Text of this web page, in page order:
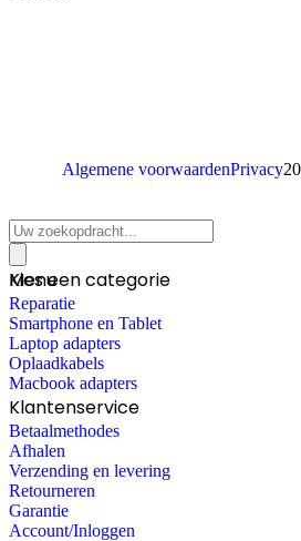
Algemene voorwaardenPrivacy
Menu
Kies een categorie
Reparatie
Smartphone en Tablet
Laptop adapters
Oplaadkabels
Macbook adapters
Klantenservice
Betaalmethodes
Afhalen
Verzending en levering
Retourneren
Garantie
Account/Inloggen